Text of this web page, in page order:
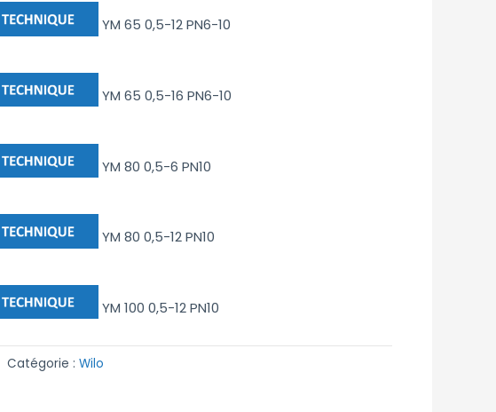
YM 65 0,5-12 PN6-10
YM 65 0,5-16 PN6-10
YM 80 0,5-6 PN10
YM 80 0,5-12 PN10
YM 100 0,5-12 PN10
Catégorie :Wilo